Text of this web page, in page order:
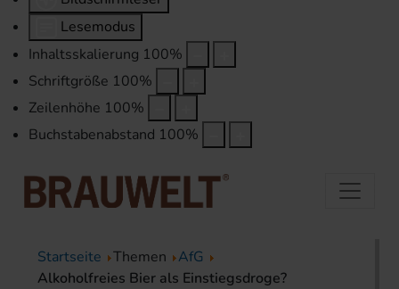
Lesemodus
Inhaltsskalierung 100%
Schriftgröße 100%
Zeilenhöhe 100%
Buchstabenabstand 100%
Startseite Themen
AfG
Alkoholfreies Bier als Einstiegsdroge?